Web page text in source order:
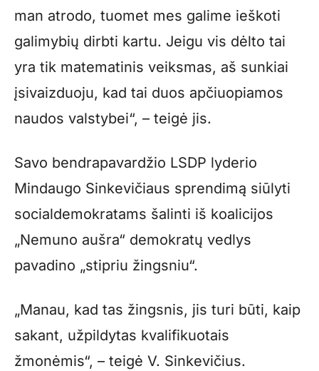
man atrodo, tuomet mes galime ieškoti
galimybių dirbti kartu. Jeigu vis dėlto tai
yra tik matematinis veiksmas, aš sunkiai
įsivaizduoju, kad tai duos apčiuopiamos
naudos valstybei“, – teigė jis.
Savo bendrapavardžio LSDP lyderio
Mindaugo Sinkevičiaus sprendimą siūlyti
socialdemokratams šalinti iš koalicijos
„Nemuno aušra“ demokratų vedlys
pavadino „stipriu žingsniu“.
„Manau, kad tas žingsnis, jis turi būti, kaip
sakant, užpildytas kvalifikuotais
žmonėmis“, – teigė V. Sinkevičius.